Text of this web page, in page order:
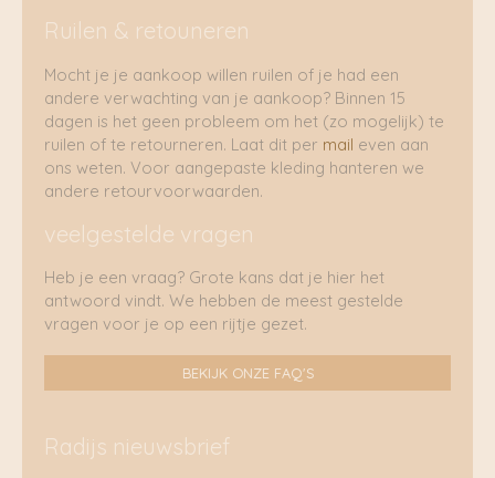
Ruilen & retouneren
Mocht je je aankoop willen ruilen of je had een
andere verwachting van je aankoop? Binnen 15
dagen is het geen probleem om het (zo mogelijk) te
ruilen of te retourneren. Laat dit per mail even aan
ons weten. Voor aangepaste kleding hanteren we
andere retourvoorwaarden.
veelgestelde vragen
Heb je een vraag? Grote kans dat je hier het
antwoord vindt. We hebben de meest gestelde
vragen voor je op een rijtje gezet.
BEKIJK ONZE FAQ'S
Radijs nieuwsbrief